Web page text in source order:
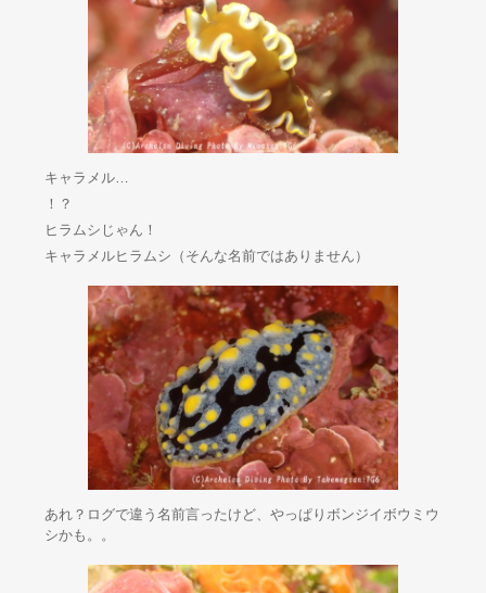
キャラメル…
！？
ヒラムシじゃん！
キャラメルヒラムシ（そんな名前ではありません）
あれ？ログで違う名前言ったけど、やっぱりボンジイボウミウ
シかも。。